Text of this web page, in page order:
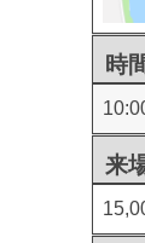
時
来